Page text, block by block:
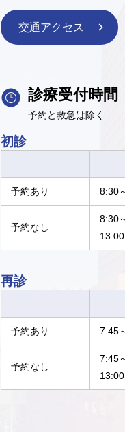
交通アクセス
診療受付時間
予約と救急は除く
初診
予約あり
8:30
予約なし
8:30
再診
予約あり
7:45
予約なし
7:45